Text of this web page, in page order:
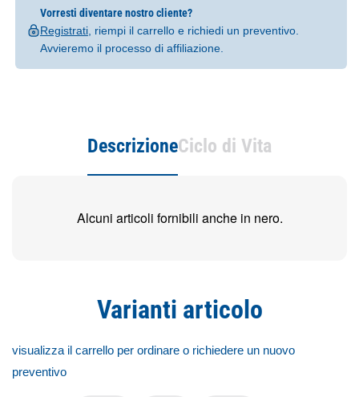
Vorresti diventare nostro cliente?
Registrati, riempi il carrello e richiedi un preventivo.
Avvieremo il processo di affiliazione.
DescrizioneCiclo di Vita
Alcuni articoli fornibili anche in nero.
Varianti articolo
visualizza il carrello per ordinare o richiedere un nuovo
preventivo